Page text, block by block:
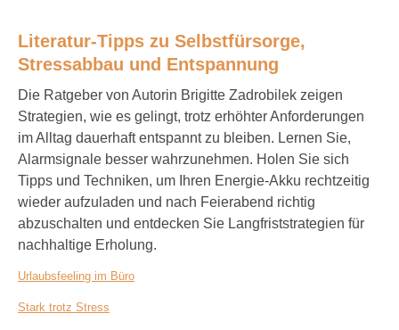
Literatur-Tipps zu Selbstfürsorge,
Stressabbau und Entspannung
Die Ratgeber von Autorin Brigitte Zadrobilek zeigen
Strategien, wie es gelingt, trotz erhöhter Anforderungen
im Alltag dauerhaft entspannt zu bleiben. Lernen Sie,
Alarmsignale besser wahrzunehmen. Holen Sie sich
Tipps und Techniken, um Ihren Energie-Akku rechtzeitig
wieder aufzuladen und nach Feierabend richtig
abzuschalten und entdecken Sie Langfriststrategien für
nachhaltige Erholung.
Urlaubsfeeling im Büro
Stark trotz Stress